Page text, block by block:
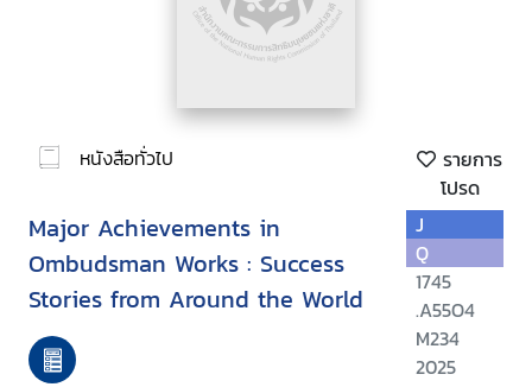
หนังสือทั่วไป
รายการ
โปรด
Major Achievements in
Ombudsman Works : Success
Stories from Around the World
J
Q
1745
.A55O4
M234
2025